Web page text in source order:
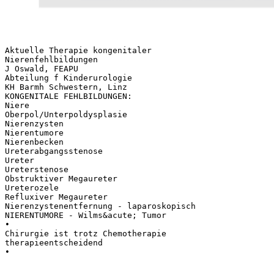
Aktuelle Therapie kongenitaler
Nierenfehlbildungen
J Oswald, FEAPU
Abteilung f Kinderurologie
KH Barmh Schwestern, Linz
KONGENITALE FEHLBILDUNGEN:
Niere
Oberpol/Unterpoldysplasie
Nierenzysten
Nierentumore
Nierenbecken
Ureterabgangsstenose
Ureter
Ureterstenose
Obstruktiver Megaureter
Ureterozele
Refluxiver Megaureter
Nierenzystenentfernung - laparoskopisch
NIERENTUMORE - Wilms&acute; Tumor
•
Chirurgie ist trotz Chemotherapie
therapieentscheidend
•